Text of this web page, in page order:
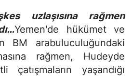
uzlaşısına rağmen
Yemen'de hükümet ve
BM arabuluculuğundaki
rağmen, Hudeyde
çatışmaların yaşandığı